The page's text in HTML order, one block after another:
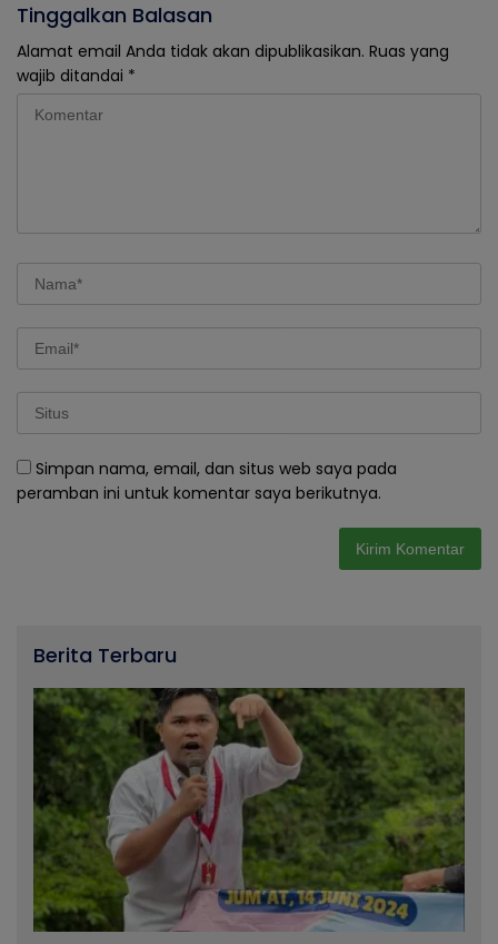
Tinggalkan Balasan
Alamat email Anda tidak akan dipublikasikan. Ruas yang
wajib ditandai *
Simpan nama, email, dan situs web saya pada
peramban ini untuk komentar saya berikutnya.
Berita Terbaru